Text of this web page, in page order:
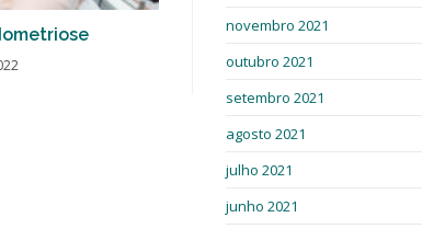
novembro 2021
outubro 2021
setembro 2021
agosto 2021
julho 2021
junho 2021